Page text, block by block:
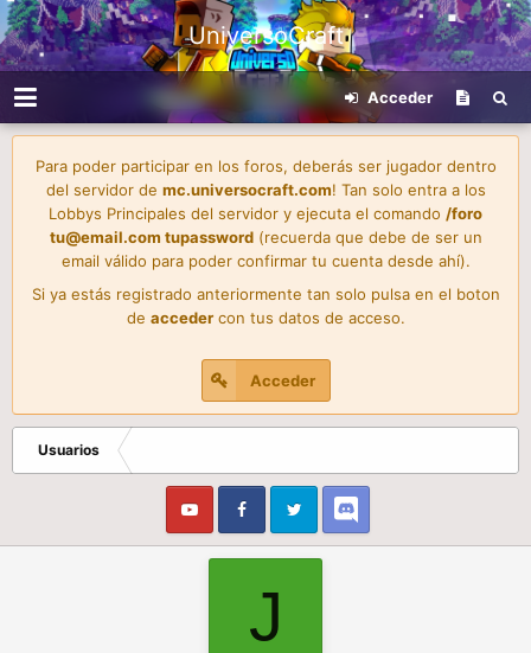
UniversoCraft
Acceder
Para poder participar en los foros, deberás ser jugador dentro
del servidor de mc.universocraft.com! Tan solo entra a los
Lobbys Principales del servidor y ejecuta el comando /foro
tu@email.com tupassword(recuerda que debe de ser un
email válido para poder confirmar tu cuenta desde ahí).
Si ya estás registrado anteriormente tan solo pulsa en el boton
de accedercon tus datos de acceso.
Acceder
Usuarios
J